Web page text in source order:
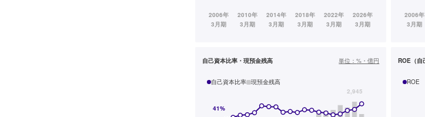
自己資本比率・現預金残高 単位：%・億円
自己資本比率 現預金残高
ROE（自
ROE